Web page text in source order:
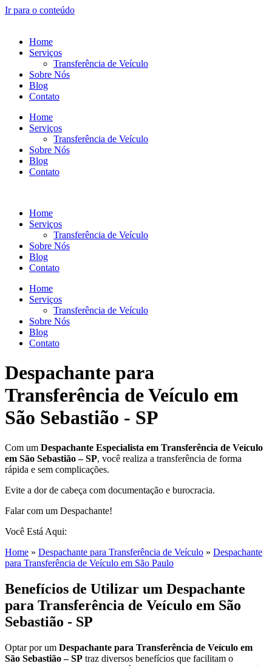
Ir para o conteúdo
Home
Serviços
Transferência de Veículo
Sobre Nós
Blog
Contato
Home
Serviços
Transferência de Veículo
Sobre Nós
Blog
Contato
Home
Serviços
Transferência de Veículo
Sobre Nós
Blog
Contato
Home
Serviços
Transferência de Veículo
Sobre Nós
Blog
Contato
Despachante para
Transferência de Veículo em
São Sebastião - SP
Com um Despachante Especialista em Transferência de Veículo
em São Sebastião – SP, você realiza a transferência de forma
rápida e sem complicações.
Evite a dor de cabeça com documentação e burocracia.
Falar com um Despachante!
Você Está Aqui:
Home » Despachante para Transferência de Veículo » Despachante
para Transferência de Veículo em São Paulo
Benefícios de Utilizar um Despachante
para Transferência de Veículo em São
Sebastião - SP
Optar por um Despachante para Transferência de Veículo em
São Sebastião – SP traz diversos benefícios que facilitam o